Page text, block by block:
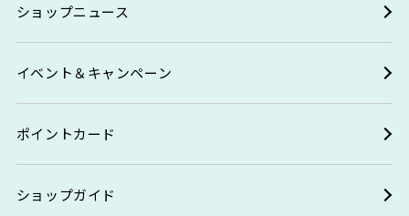
ショップニュース
イベント＆キャンペーン
ポイントカード
ショップガイド